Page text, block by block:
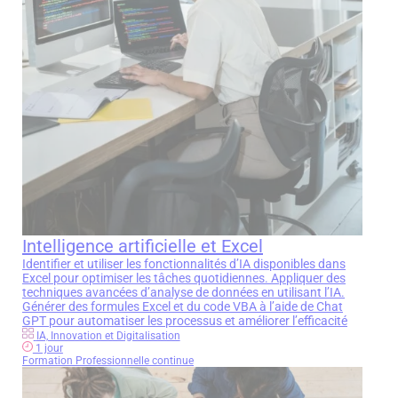
Intelligence artificielle et Excel
Identifier et utiliser les fonctionnalités d’IA disponibles dans
Excel pour optimiser les tâches quotidiennes. Appliquer des
techniques avancées d’analyse de données en utilisant l’IA.
Générer des formules Excel et du code VBA à l’aide de Chat
GPT pour automatiser les processus et améliorer l’efficacité
IA, Innovation et Digitalisation
1 jour
Formation Professionnelle continue